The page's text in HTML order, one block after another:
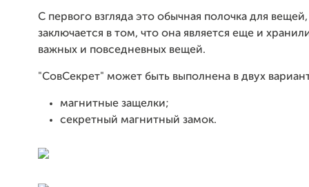
С первого взгляда это обычная полочка для
заключается в том, что она является еще и
важных и повседневных вещей.
"СовСекрет" может быть выполнена в двух
магнитные защелки;
секретный магнитный замок.